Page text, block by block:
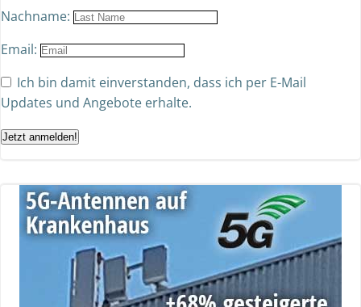
Nachname:
Email:
Ich bin damit einverstanden, dass ich per E-Mail
Updates und Angebote erhalte.
Jetzt anmelden!